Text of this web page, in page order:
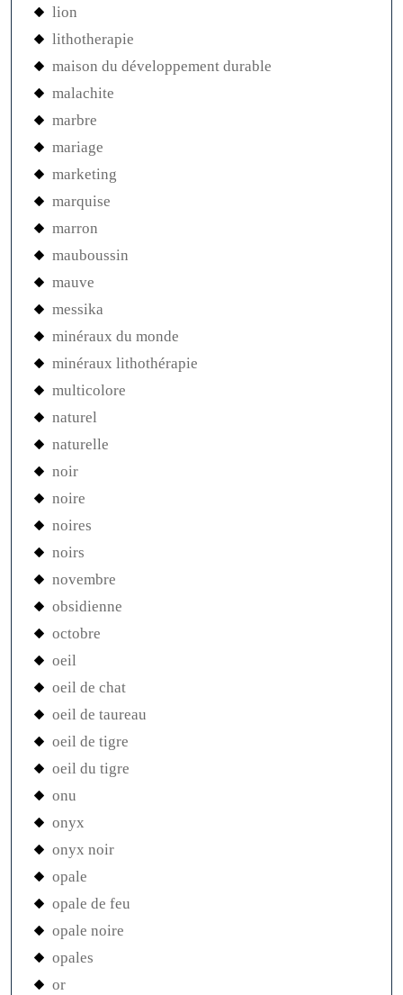
lion
lithotherapie
maison du développement durable
malachite
marbre
mariage
marketing
marquise
marron
mauboussin
mauve
messika
minéraux du monde
minéraux lithothérapie
multicolore
naturel
naturelle
noir
noire
noires
noirs
novembre
obsidienne
octobre
oeil
oeil de chat
oeil de taureau
oeil de tigre
oeil du tigre
onu
onyx
onyx noir
opale
opale de feu
opale noire
opales
or